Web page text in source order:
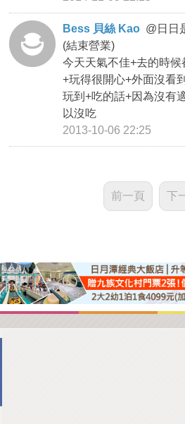
Bess 貝絲 Kao @ 日日
(結束營業)
今天天氣不佳+去的時
+玩得很開心+外面沒看
玩到+吃的話+因為沒有
以沒吃
2013-10-06 22:25
前一頁 下